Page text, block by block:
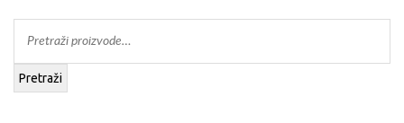
Pretraži